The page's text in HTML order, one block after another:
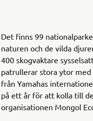
Det finns 99
naturen och de vilda
400 skogvaktare
patrullerar stora ytor med
från Yamahas
på ett år för att kolla till
organisationen Mongol